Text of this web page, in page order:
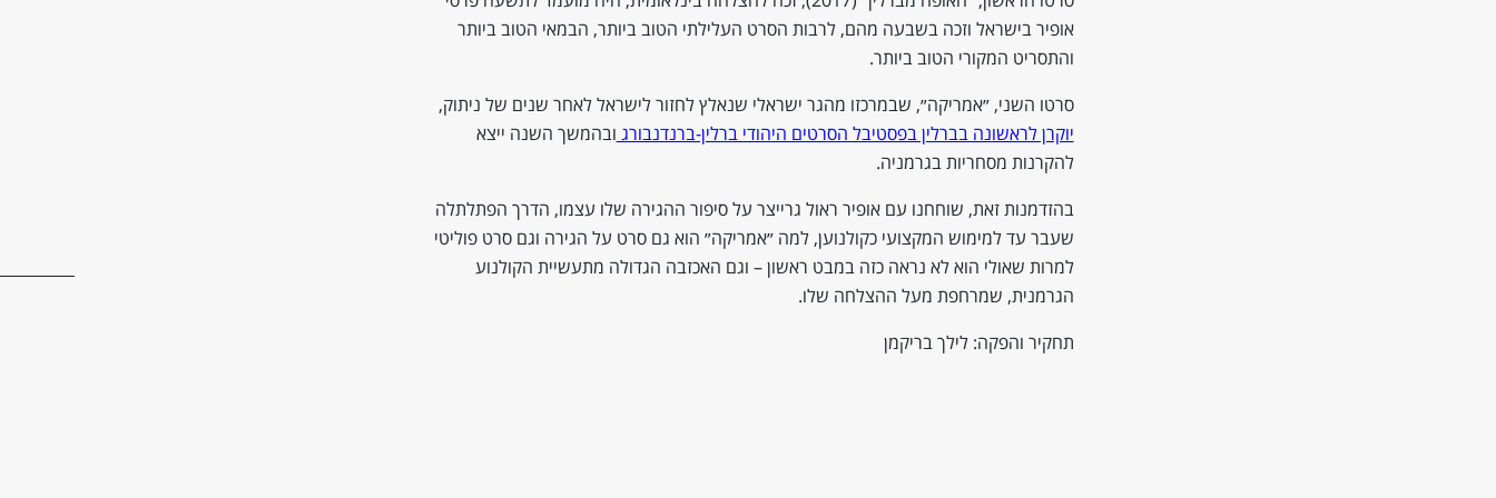
אופיר בישראל וזכה בשבעה מהם, לרבות הסרט העלילתי הטוב ביותר, הבמאי הטוב ביותר
והתסריט המקורי הטוב ביותר.
סרטו השני, ״אמריקה״, שבמרכזו מהגר ישראלי שנאלץ לחזור לישראל לאחר שנים של ניתוק,
יוקרן לראשונה בברלין בפסטיבל הסרטים היהודי ברלין-ברנדנבורג ובהמשך השנה ייצא
להקרנות מסחריות בגרמניה.
בהזדמנות זאת, שוחחנו עם אופיר ראול גרייצר על סיפור ההגירה שלו עצמו, הדרך הפתלתלה
שעבר עד למימוש המקצועי כקולנוען, למה ״אמריקה״ הוא גם סרט על הגירה וגם סרט פוליטי
למרות שאולי הוא לא נראה כזה במבט ראשון – וגם האכזבה הגדולה מתעשיית הקולנוע
הגרמנית, שמרחפת מעל ההצלחה שלו.
תחקיר והפקה: לילך בריקמן